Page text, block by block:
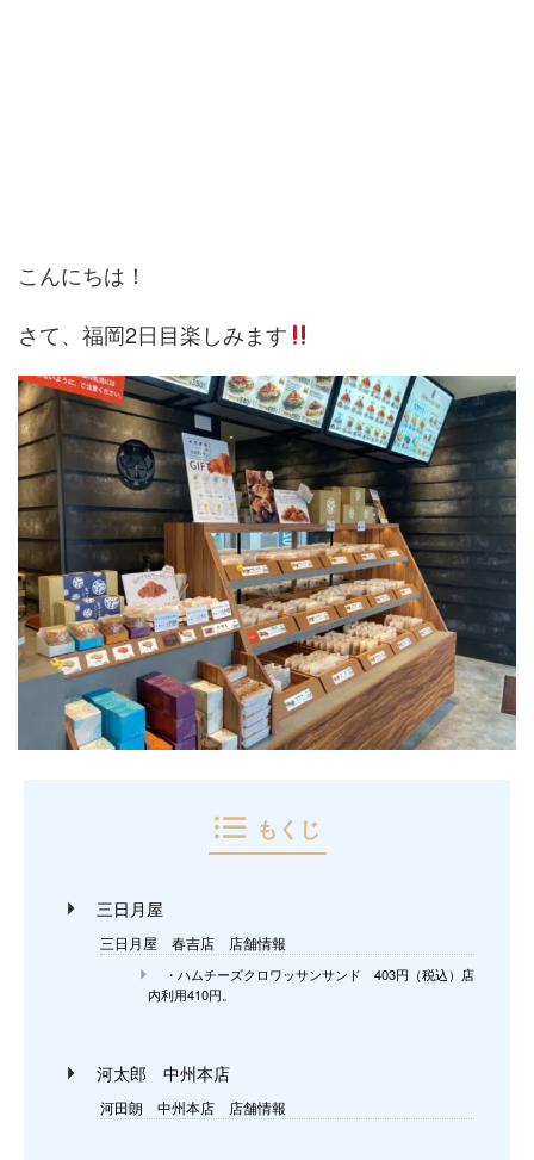
こんにちは！
さて、福岡2日目楽しみます
もくじ
三日月屋
三日月屋 春吉店 店舗情報
・ハムチーズクロワッサンサンド 403円（税込）店
内利用410円。
河太郎 中州本店
河田朗 中州本店 店舗情報